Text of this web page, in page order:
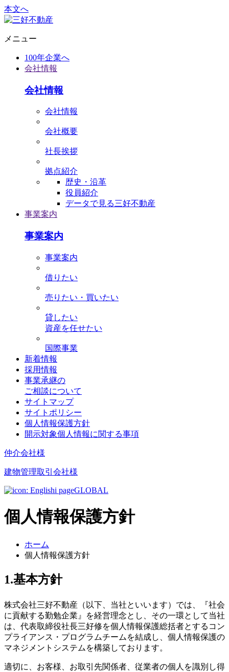
本文へ
メニュー
100年企業へ
会社情報
会社情報
会社情報
会社概要
社⻑挨拶
拠点紹介
歴史・沿革
役員紹介
データで⾒る三好不動産
事業案内
事業案内
事業案内
借りたい
売りたい・買いたい
貸したい
資産を任せたい
国際事業
新着情報
採用情報
事業承継の
ご相談について
サイトマップ
サイトポリシー
個人情報保護方針
開示対象個人情報に関する事項
仲介会社様
建物管理取引会社様
GLOBAL
個人情報保護方針
ホーム
個人情報保護方針
1.基本方針
株式会社三好不動産（以下、当社といいます）では、『社会
に貢献する勤勉企業』を経営理念とし、その一環として当社
は、代表取締役社長三好修を個人情報保護総括者とするコン
プライアンス・プログラムチームを結成し、個人情報保護の
マネジメントシステムを構築しております。
適切に、お客様、お取引先関係者、従業者の個人を識別し得